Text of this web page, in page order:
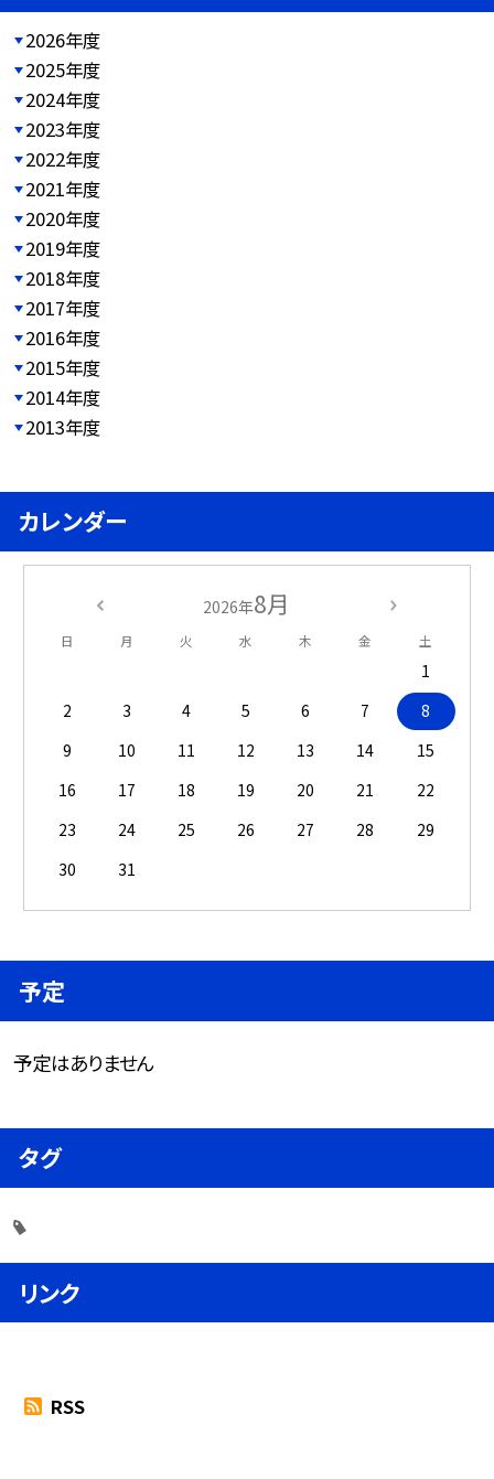
2026年度
2025年度
2024年度
2023年度
2022年度
2021年度
2020年度
2019年度
2018年度
2017年度
2016年度
2015年度
2014年度
2013年度
カレンダー
2026年8月
日 月 火 水 木 金 土
1
2
3 4 5 6 7
8
9
10 11 12 13 14
15
16
17 18 19 20 21
22
23
24 25 26 27 28
29
30
31
予定
予定はありません
タグ
リンク
RSS